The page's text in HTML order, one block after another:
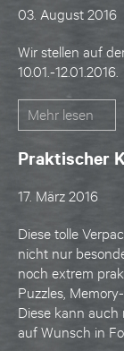
03. August 2016
Wir stellen auf
10.01.-12.01.2016.
Mehr lesen
Praktischer
17. März 2016
Diese tolle
nicht nur
noch extrem
Puzzles,
Diese kann
auf Wunsch in